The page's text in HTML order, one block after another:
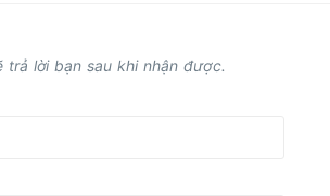
lời bạn sau khi nhận được.